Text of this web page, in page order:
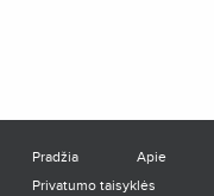
Pradžia Apie
Privatumo taisyklės